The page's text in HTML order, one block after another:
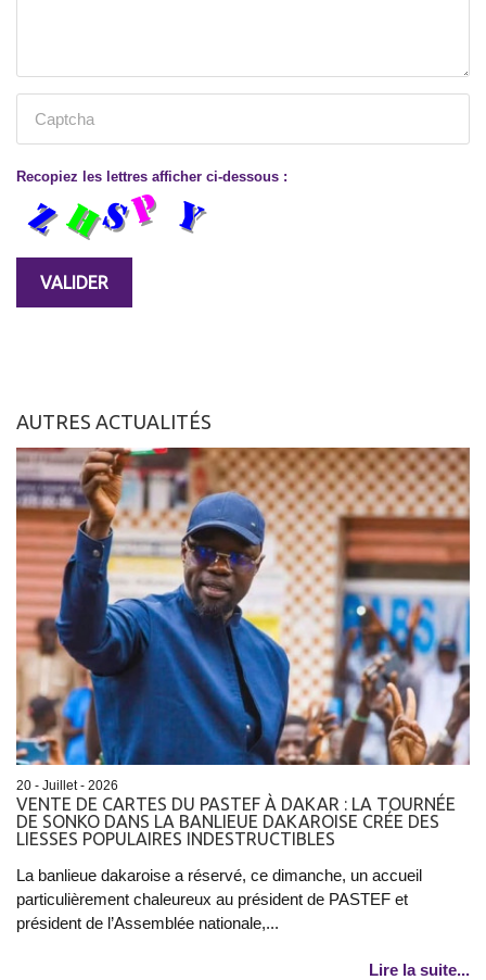
Recopiez les lettres afficher ci-dessous :
AUTRES ACTUALITÉS
20 - Juillet - 2026
VENTE DE CARTES DU PASTEF À DAKAR : LA TOURNÉE
DE SONKO DANS LA BANLIEUE DAKAROISE CRÉE DES
LIESSES POPULAIRES INDESTRUCTIBLES
La banlieue dakaroise a réservé, ce dimanche, un accueil
particulièrement chaleureux au président de PASTEF et
président de l’Assemblée nationale,...
Lire la suite...